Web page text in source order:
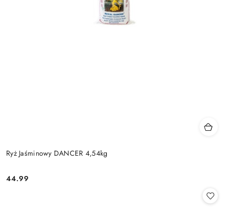
Ryż Jaśminowy DANCER 4,54kg
Cena:
44.99